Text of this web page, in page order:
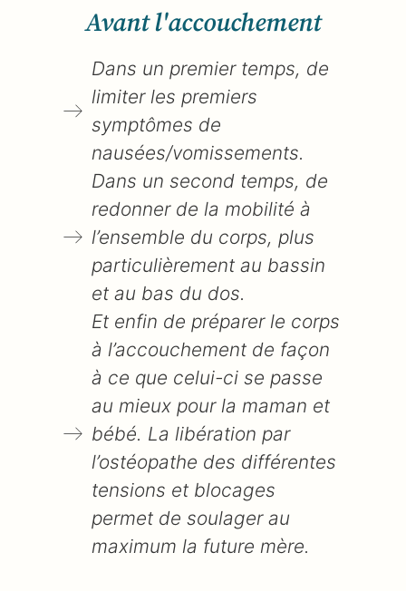
Avant l'accouchement
Dans un premier temps, de
limiter les premiers
symptômes de
nausées/vomissements.
Dans un second temps, de
redonner de la mobilité à
l’ensemble du corps, plus
particulièrement au bassin
et au bas du dos.
Et enfin de préparer le corps
à l’accouchement de façon
à ce que celui-ci se passe
au mieux pour la maman et
bébé. La libération par
l’ostéopathe des différentes
tensions et blocages
permet de soulager au
maximum la future mère.